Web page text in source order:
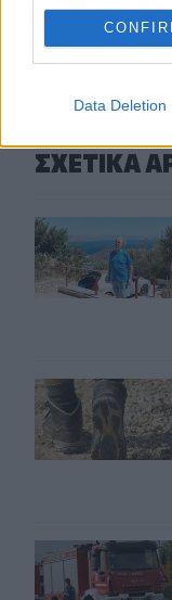
Data Deletion
ΣΧΕΤΙΚA
«Του χρόνου
Συναγερμός για
Άμεση κι